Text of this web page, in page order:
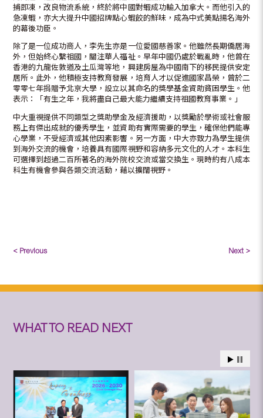
捕即凍，改良物流系統，終於將中國對蝦成功輸入加拿大。而他引入的
急凍蝦，亦大大提升中國招牌點心蝦餃的鮮味，成為中式美點揚名海外
的幕後功臣。
除了是一位成功商人，李先生亦是一位愛國慈善家。他雖然長期僑居海
外，但始終心繫祖國，關注華人福祉。早年中國仍處於戰亂時，他曾在
香港的九龍佐敦道及土瓜灣等地，興建房屋為中國南下的移民提供安定
居所。此外，他積極支持教育發展，培育人才以促進國家昌榮，曾於二
零零七年捐贈予北京大學，設立以其命名的獎學基金資助貧困學生。他
表示：「有生之年，我將盡自己最大能力繼續支持祖國教育事業。」
中大重視提供不同類型之獎助學金及經濟援助，以獎勵於學術或社會服
務上有傑出成就的優秀學生，並資助有實際需要的學生，確保他們能專
心學業，不受經濟或其他因素影響。另一方面，中大亦致力為學生提供
到海外交流的機會，培養具有國際視野和容納多元文化的人才。本科生
可選擇到超過二百所著名的海外院校交流或當交換生。現時約有八成本
科生有機會參與各類交流活動，藉以擴闊視野。
< Previous Next >
WHAT TO READ NEXT